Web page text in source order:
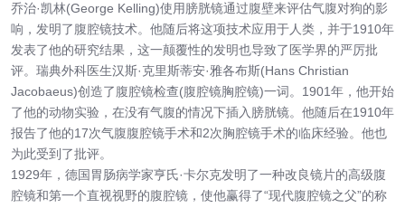
乔治·凯林(George Kelling)使用膀胱镜通过腹壁来评估气腹对狗的影
响，发明了腹腔镜技术。他随后将这项技术应用于人类，并于1910年
发表了他的研究结果，这一颠覆性的发明也导致了医学界的严厉批
评。瑞典外科医生汉斯·克里斯蒂安·雅各布斯(Hans Christian
Jacobaeus)创造了腹腔镜检查(腹腔镜胸腔镜)一词。1901年，他开始
了他的动物实验，在没有气腹的情况下插入膀胱镜。他随后在1910年
报告了他的17次气腹腹腔镜手术和2次胸腔镜手术的临床经验。他也
为此受到了批评。
1929年，德国胃肠病学家亨氏·卡尔克发明了一种改良镜片的高级腹
腔镜和第一个直视视野的腹腔镜，使他赢得了“现代腹腔镜之父”的称